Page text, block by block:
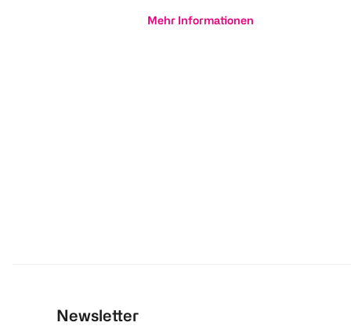
Mehr Informationen
Newsletter